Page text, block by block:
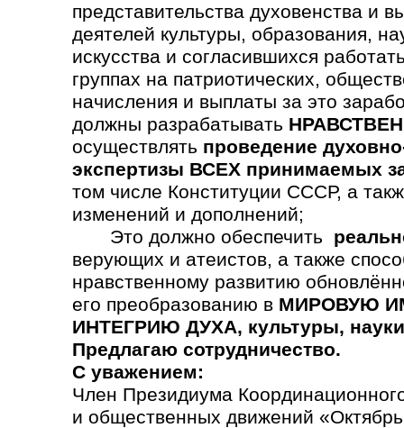
предста­вительства духовен­ства и
деятелей культуры, образования,
искусства и согла­сившихся
группах на патриотических,
начисления и выплаты за это
должны разрабатывать
осуществлять проведение
экспертизы ВСЕХ принимаемых
том числе Конституции СССР, а
изменений и дополнений;
Это должно обеспечить
верующих и атеистов, а также
нравственному развитию
его преобразованию в МИРОВУЮ
ИНТЕГРИЮ ДУХА, культуры,
Предлагаю сотрудничество.
С уважением:
Член Президиума
и общественных движений